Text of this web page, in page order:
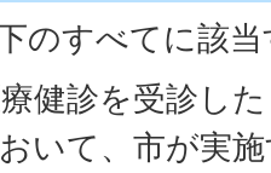
のすべてに該
健診を受診し
いて、市が実